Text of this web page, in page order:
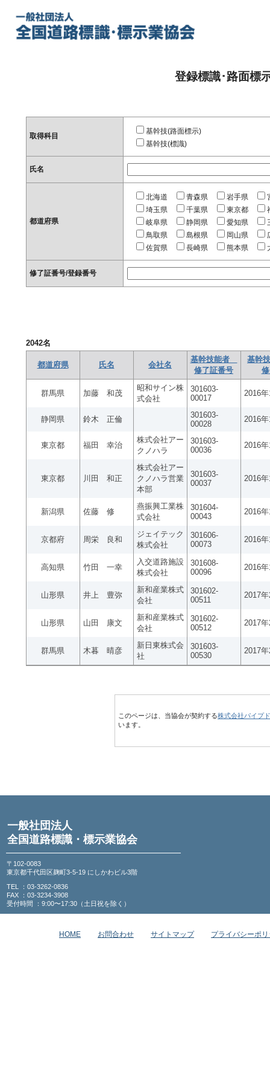
登録標識･路面標
取得科目
基幹技(路面標示)
基幹技(標識)
氏名
都道府県
北海道 青森県 岩手県
埼玉県
千葉県 東京都
岐阜県
静岡県 愛知県
鳥取県
島根県 岡山県
佐賀県
長崎県 熊本県
修了証番号/登録番号
2042名
都道府県 氏名 会社名
基幹技能者
修了証番号
基幹
群馬県 加藤 和茂
昭和サイン株
式会社
301603-
00017
2016
静岡県 鈴木 正倫
301603-
00028
2016
東京都 福田 幸治
株式会社アー
クノハラ
301603-
00036
2016
東京都 川田 和正
株式会社アー
クノハラ営業
本部
301603-
00037
2016
新潟県 佐藤 修
燕振興工業株
式会社
301604-
00043
2016
京都府 周栄 良和
ジェイテック
株式会社
301606-
00073
2016
高知県 竹田 一幸
入交道路施設
株式会社
301608-
00096
2016
山形県 井上 豊弥
新和産業株式
会社
301602-
00511
2017
山形県 山田 康文
新和産業株式
会社
301602-
00512
2017
群馬県 木暮 晴彦
新日東株式会
社
301603-
00530
2017
このページは、当協会が契約する株式会社パイプ
います。
一般社団法人
全国道路標識・標示業協会
〒102-0083
東京都千代田区麹町3-5-19 にしかわビル3階
TEL ：03-3262-0836
FAX ：03-3234-3908
受付時間 ：9:00〜17:30（土日祝を除く）
HOME お問合わせ サイトマップ プライバシーポ